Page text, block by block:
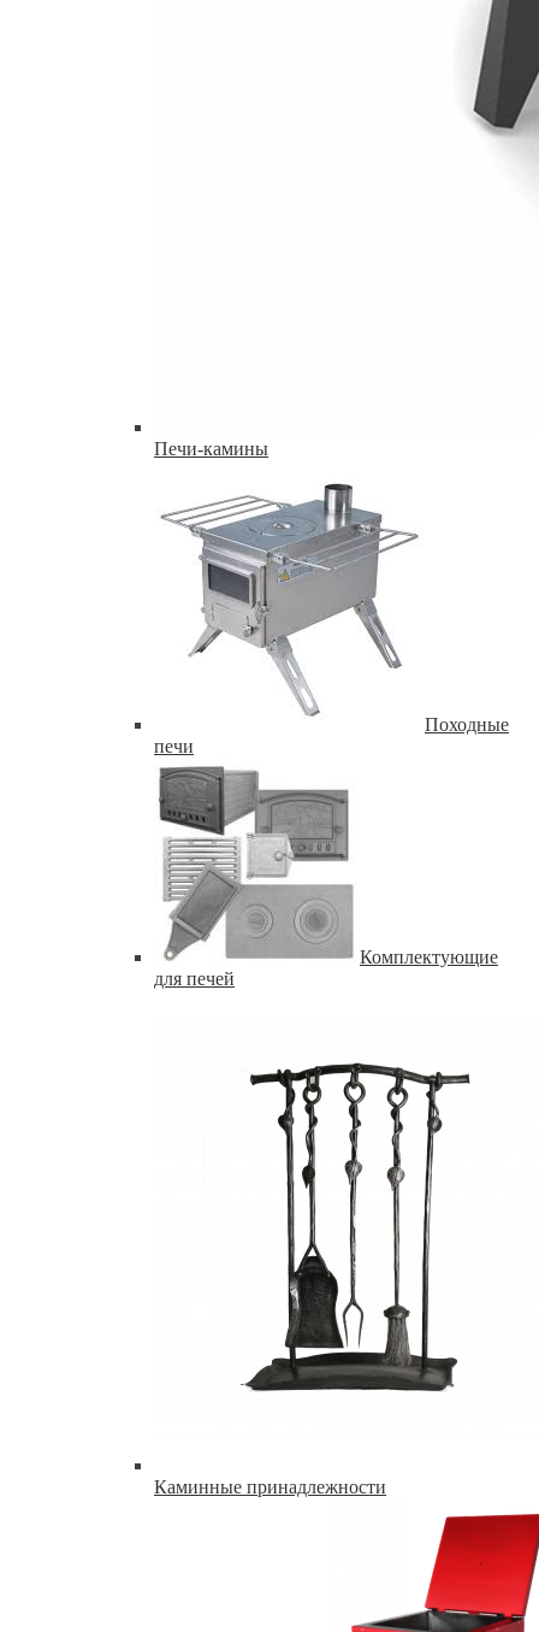
Печи-камины
Походные
печи
Комплектующие
для печей
Каминные принадлежности